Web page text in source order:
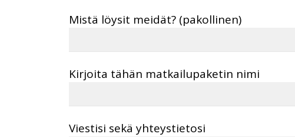
Mistä löysit meidät? (pakollinen)
Kirjoita tähän matkailupaketin nimi
Viestisi sekä yhteystietosi